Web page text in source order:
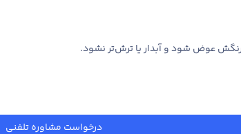
شود و آبدار یا ترش‌تر نشود.
درخواست مشاوره تلفنی